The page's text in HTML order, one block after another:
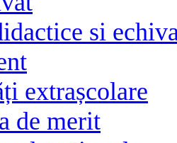
si
extrașcolare
de merit